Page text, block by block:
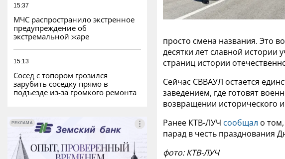
15:37
МЧС распространило экстренное
предупреждение об
экстремальной жаре
15:13
Сосед с топором грозился
зарубить соседку прямо в
подъезде из-за громкого ремонта
РЕКЛАМА
РЕКЛАМА
просто смена названия. Это
десятки лет славной истории
страниц истории
Сейчас СВВАУЛ остается
заведением, где готовят
возвращении исторического
Ранее КТВ-ЛУЧ сообщал о
парад в честь празднования
фото: КТВ-ЛУЧ